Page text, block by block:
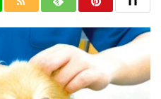
i
g
a
i
o